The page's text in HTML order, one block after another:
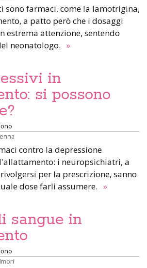
sono farmaci, come la lamotrigina,
a patto però che i dosaggi
estrema attenzione, sentendo
neonatologo. »
in
si possono
contro la depressione
i neuropsichiatri, a
per la prescrizione, sanno
dose farli assumere. »
sangue in